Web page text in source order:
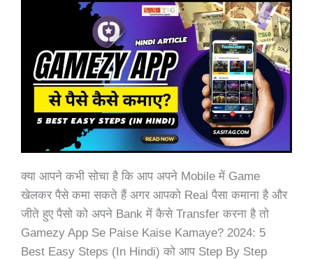
क्या आपने कभी सोचा है कि आप अपने Mobile में Game
खेलकर पैसे कमा सकते हैं अगर आपको Real पैसा कमाना है और
जीते हुए पैसो को अपने Bank में कैसे Transfer करना है तो
Gamezy App Se Paise Kaise Kamaye? 2024: 5
Best Easy Steps (In Hindi) को आप Step By Step